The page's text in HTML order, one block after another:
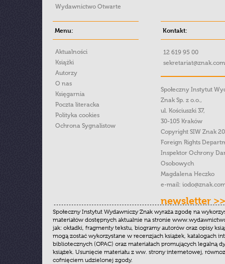
Wydawnictwo Otwarte
Menu:
Aktualności
Książki
Autorzy
O nas
Księgarnia
Poczta literacka
Polityka cookies
Ochrona Sygnalistow
Kontakt:
12 619 95 00
Społeczny Instytut
Znak Sp. z o.o.,
ul. Kościuszki 37,
30-105 Kraków
Copyright SIW Znak
Foreign Rights
Inspektor Ochrony
Osobowych
Magdalena Heczko
e-mail:
newsletter >>
Społeczny Instytut Wydawniczy Znak wyraża zgodę na
materiałów dostępnych aktualnie na stronie
jak: okładki, fragmenty tekstu, biogramy autorów oraz opisy
mogą zostać wykorzystane w recenzjach książek, katalogach
bibliotecznych (OPAC) oraz materiałach promujących legalną
książek. Usunięcie materiału z ww. strony internetowej,
cofnięciem udzielonej zgody.